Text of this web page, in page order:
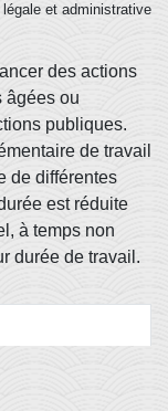
et administrative
des actions
âgées ou
publiques.
de travail
de différentes
est réduite
à temps non
durée de travail.